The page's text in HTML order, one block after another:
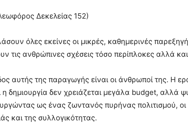
Δεκελείας 152)
όλες εκείνες οι μικρές, καθημερινές
τις ανθρώπινες σχέσεις τόσο περίπλοκες αλλά
αυτής της παραγωγής είναι οι άνθρωποί της. Η
η δημιουργία δεν χρειάζεται μεγάλα budget, αλλά
ως ένας ζωντανός πυρήνας πολιτισμού,
και της συλλογικότητας.